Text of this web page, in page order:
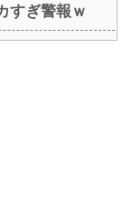
すぎ警報ｗ